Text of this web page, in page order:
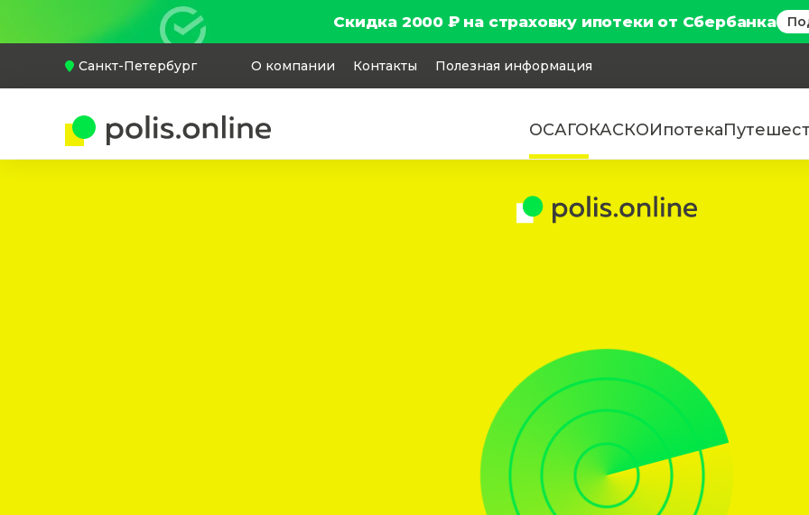
Скидка 2000 ₽ на страховку ипотеки от Сбербанка
Санкт-Петербург О компании Контакты Полезная информация
ОСАГОКАСКОИпотека